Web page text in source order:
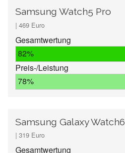
Samsung Watch5 Pro
| 469 Euro
Gesamtwertung
82%
Preis-/Leistung
78%
Samsung Galaxy Watch6
| 319 Euro
Gesamtwertung